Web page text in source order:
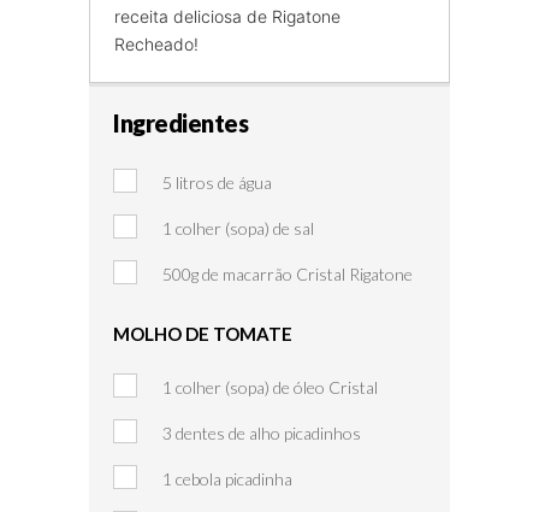
receita deliciosa de Rigatone
Recheado!
Ingredientes
5 litros de água
1 colher (sopa) de sal
500g de macarrão Cristal Rigatone
MOLHO DE TOMATE
1 colher (sopa) de óleo Cristal
3 dentes de alho picadinhos
1 cebola picadinha